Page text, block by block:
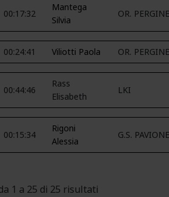
00:17:32
Mantega
Silvia
OR. PERGINE
00:24:41 Viliotti Paola OR. PERGINE
00:44:46
Rass
Elisabeth
LKI
00:15:34
Rigoni
Alessia
G.S. PAVIONE
1 a 25 di 25 risultati